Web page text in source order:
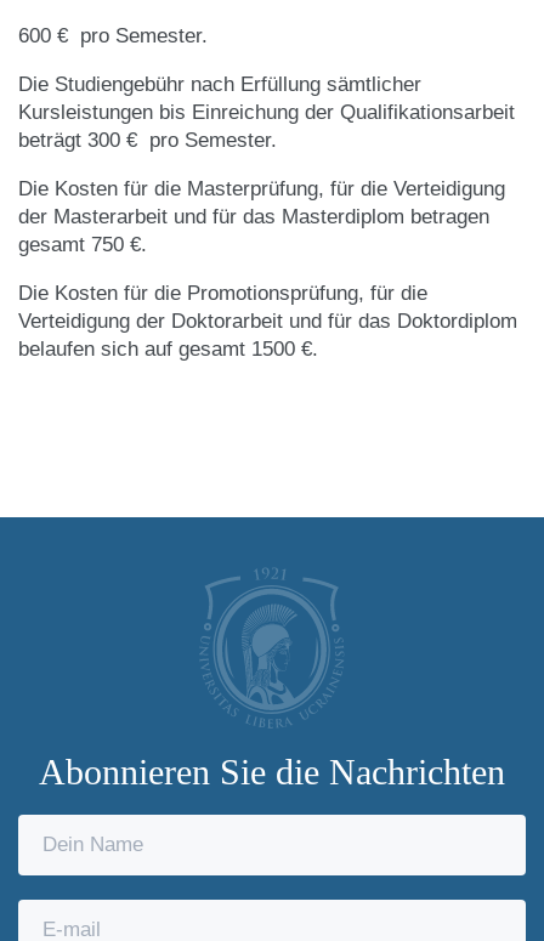
600 € pro Semester.
Die Studiengebühr nach Erfüllung sämtlicher
Kursleistungen bis Einreichung der Qualifikationsarbeit
beträgt 300 € pro Semester.
Die Kosten für die Masterprüfung, für die Verteidigung
der Masterarbeit und für das Masterdiplom betragen
gesamt 750 €.
Die Kosten für die Promotionsprüfung, für die
Verteidigung der Doktorarbeit und für das Doktordiplom
belaufen sich auf gesamt 1500 €.
Abonnieren Sie die Nachrichten